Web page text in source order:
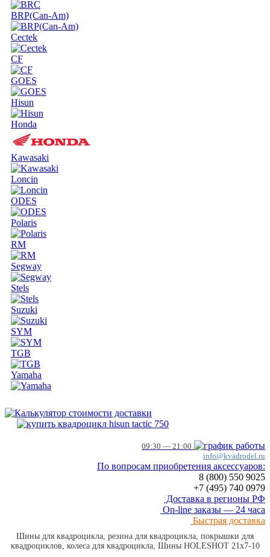
BRP(Can-Am)
Cectek
CF
GOES
Hisun
Honda
Kawasaki
Loncin
ODES
Polaris
RM
Segway
Stels
Suzuki
SYM
TGB
Yamaha
09:30 — 21:00
info@kvadrodel.ru
По вопросам приобретения аксессуаров:
8 (800) 550 9025
+7 (495) 740 0979
Доставка в регионы РФ
On-line заказы — 24 часа
Быстрая доставка
Шины для квадроцикла, резина для квадроцикла, покрышки для
квадроциклов, колеса для квадроцикла, Шины HOLESHOT 21x7-10